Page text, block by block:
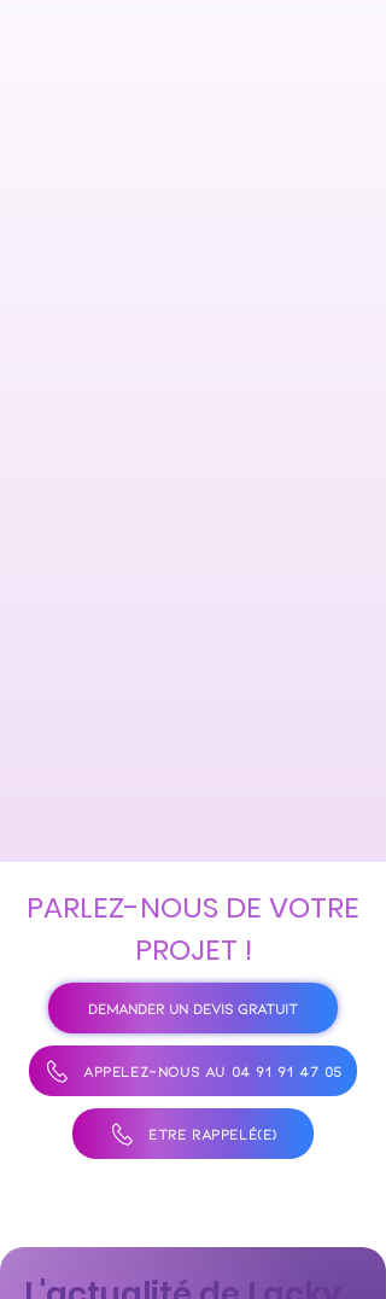
PARLEZ-NOUS DE VOTRE
PROJET !
DEMANDER UN DEVIS GRATUIT
APPELEZ-NOUS AU 04 91 91 47 05
ÊTRE RAPPELÉ(E)